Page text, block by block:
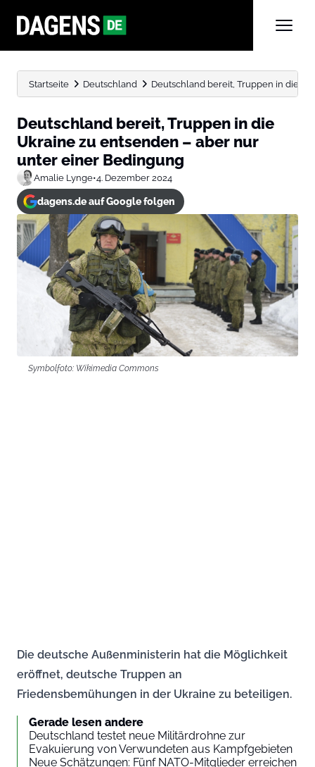
Startseite Deutschland Deutschland bereit, Truppen in die
Deutschland bereit, Truppen in die
Ukraine zu entsenden – aber nur
unter einer Bedingung
Amalie Lynge•4. Dezember 2024
dagens.de auf Google folgen
Symbolfoto: Wikimedia Commons
Die deutsche Außenministerin hat die Möglichkeit
eröffnet, deutsche Truppen an
Friedensbemühungen in der Ukraine zu beteiligen.
Gerade lesen andere
Deutschland testet neue Militärdrohne zur
Evakuierung von Verwundeten aus Kampfgebieten
Neue Schätzungen: Fünf NATO-Mitglieder erreichen